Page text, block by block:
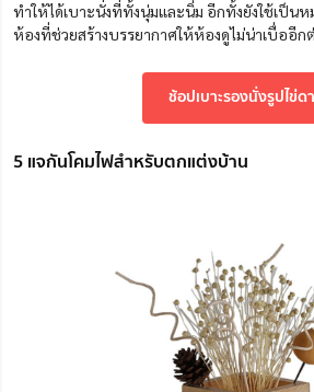
ทำให้ได้เบาะนั่งที่ทั้งนุ่มและนิ่ม อีกทั้งยังใช้เป็น
ห้องที่ช่วยสร้างบรรยากาศให้ห้องดูไม่น่าเบื่ออีก
ช้อปเบาะรองนั่งรูปไข่ด
5 แจกันโคมไฟสำหรับตกแต่งบ้าน